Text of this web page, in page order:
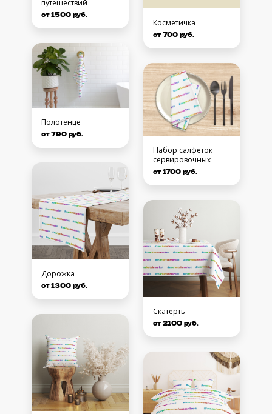
путешествий
от 1500 руб.
Полотенце
от 790 руб.
Дорожка
от 1300 руб.
Косметичка
от 700 руб.
Набор салфеток
сервировочных
от 1700 руб.
Скатерть
от 2100 руб.